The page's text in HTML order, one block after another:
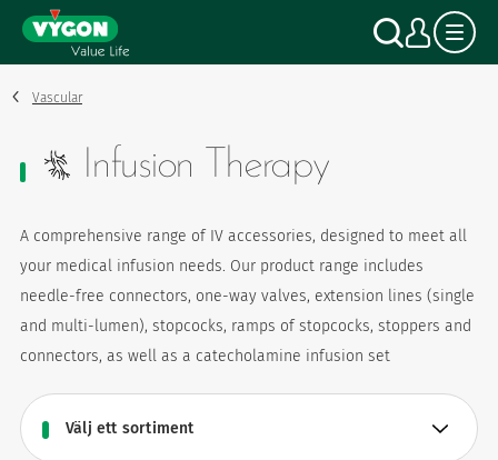
Cookie- hanteringspanel
huvudinnehåll
SökMitt
Vascular
Infusion Therapy
A comprehensive range of IV accessories, designed to meet all
your medical infusion needs. Our product range includes
needle-free connectors, one-way valves, extension lines (single
and multi-lumen), stopcocks, ramps of stopcocks, stoppers and
connectors, as well as a catecholamine infusion set